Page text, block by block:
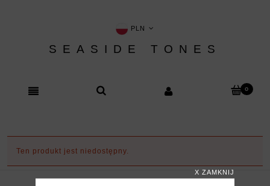
PLN
SEASIDE TONES
Ten produkt jest niedostępny.
X ZAMKNIJ